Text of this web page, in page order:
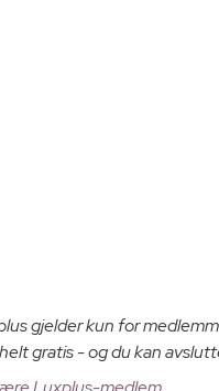
gjelder kun for
gratis - og du kan